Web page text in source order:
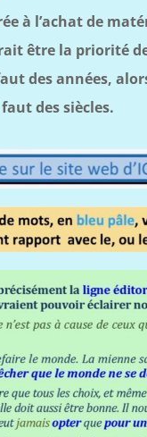
à l’achat de
être la priorité
des années,
des siècles.